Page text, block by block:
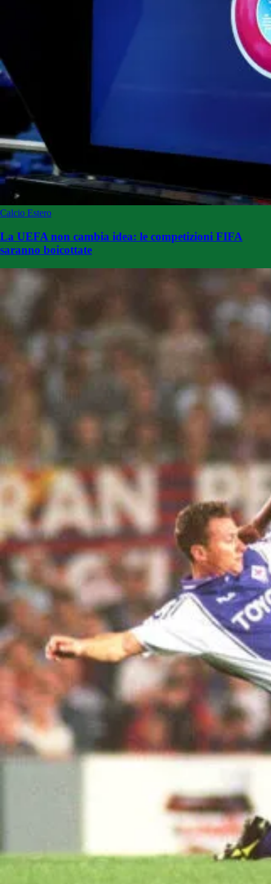
Calcio Estero
La UEFA non cambia idea: le competizioni FIFA
saranno boicottate